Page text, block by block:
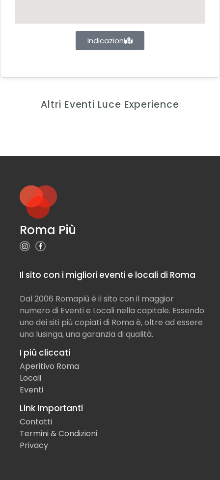
Indicazioni
Altri Eventi Luce Experience
Roma Più
Il sito con i migliori eventi e locali di Roma
Dal 2006 Romapiù è il sito con il maggior
numero di Eventi e Locali nella capitale. Essendo
uno dei siti più copiati di Roma è, oltre ad essere
una lusinga, una garanzia di qualità.
I più cliccati
Aperitivo Roma
Locali
Eventi
Link Importanti
Contatti
Termini & Condizioni
Privacy